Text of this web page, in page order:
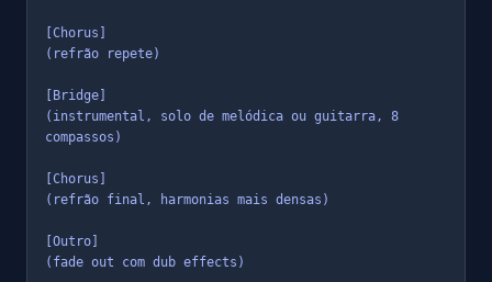
[Chorus]
(refrão repete)
[Bridge]
(instrumental, solo de melódica ou guitarra, 8
compassos)
[Chorus]
(refrão final, harmonias mais densas)
[Outro]
(fade out com dub effects)